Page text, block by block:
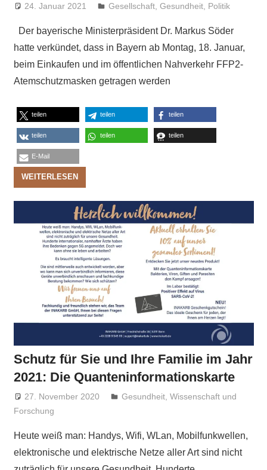
24. Januar 2021 Niki Vogt
Gesellschaft ,Gesundheit Politik
Der bayerische Ministerpräsident Dr. Markus Söder
hatte verkündet, dass in Bayern ab Montag, 18. Januar,
beim Einkaufen und im öffentlichen Nahverkehr FFP2-
Atemschutzmasken getragen werden
teilen teilen teilen
teilen teilen teilen
E-Mail
WEITERLESEN
Schutz für Sie und Ihre Familie im Jahr
2021: Die Quanteninformationskarte
27. November 2020 Niki Vogt
Gesundheit ,Wissenschaft und
Forschung
Heute weiß man: Handys, Wifi, WLan, Mobilfunkwellen,
elektronische und elektrische Netze aller Art sind nicht